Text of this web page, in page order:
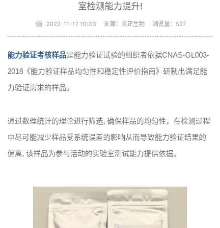
室检测能力提升!
2022-11-17 10:03 来源：美正生物 浏览量： 527
能力验证考核样品是能力验证试验的组织者依据CNAS-GL003-
2018《能力验证样品均匀性和稳定性评价指南》研制出满足能
力验证需求的样品。
通过数理统计的理论进行筛选, 确保样品的均匀性，在检测过程
中尽可能减少样品受系统误差的影响从而导致能力验证结果的
偏离, 该样品为参与活动的实验室测试能力提供依据。